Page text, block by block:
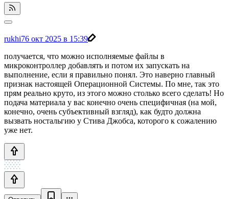
rukhi76 окт 2025 в 15:39
получается, что можно исполняемые файлы в
микроконтроллер добавлять и потом их запускать на
выполнение, если я правильно понял. Это наверно главный
признак настоящей Операционной Системы. По мне, так это
прям реально круто, из этого можно столько всего сделать! Но
подача материала у вас конечно очень специфичная (на мой,
конечно, очень субъективный взгляд), как будто должна
вызвать ностальгию у Стива Джобса, которого к сожалению
уже нет.